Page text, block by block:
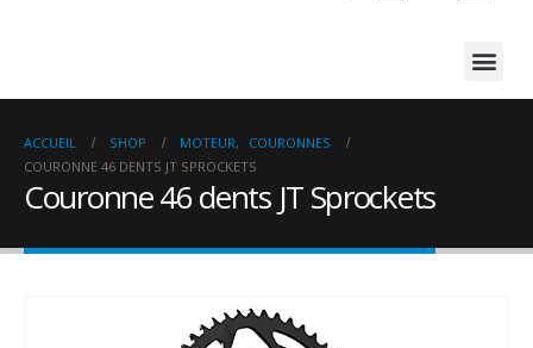
ACCUEIL SHOP MOTEUR,
COURONNES
COURONNE 46 DENTS JT SPROCKETS
Couronne 46 dents JT Sprockets